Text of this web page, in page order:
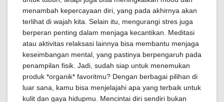
menambah kepercayaan diri, yang pada akhirnya akan
terlihat di wajah kita. Selain itu, mengurangi stres juga
berperan penting dalam menjaga kecantikan. Meditasi
atau aktivitas relaksasi lainnya bisa membantu menjaga
keseimbangan mental, yang pastinya berpengaruh pada
penampilan fisik. Jadi, sudah siap untuk menemukan
produk *organik* favoritmu? Dengan berbagai pilihan di
luar sana, kamu bisa menjelajahi apa yang terbaik untuk
kulit dan gaya hidupmu. Mencintai diri sendiri bukan